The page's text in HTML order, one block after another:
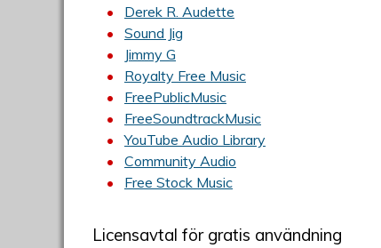
Derek R. Audette
Sound Jig
Jimmy G
Royalty Free Music
FreePublicMusic
FreeSoundtrackMusic
YouTube Audio Library
Community Audio
Free Stock Music
Licensavtal för gratis användning